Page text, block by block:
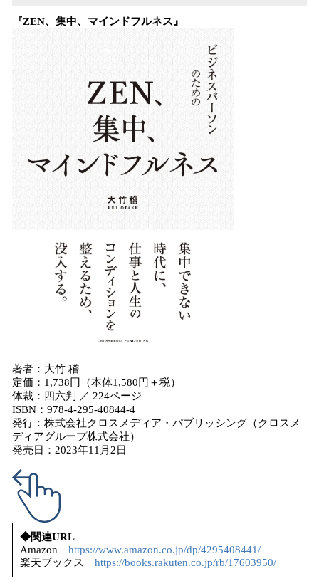
『ZEN、集中、マインドフルネス』
著者：大竹 稽
定価：1,738円（本体1,580円＋税）
体裁：四六判 ／ 224ページ
ISBN：978-4-295-40844-4
発行：株式会社クロスメディア・パブリッシング（クロスメ
ディアグループ株式会社）
発売日：2023年11月2日
◆関連URL
Amazon https://www.amazon.co.jp/dp/4295408441/
楽天ブックス https://books.rakuten.co.jp/rb/17603950/